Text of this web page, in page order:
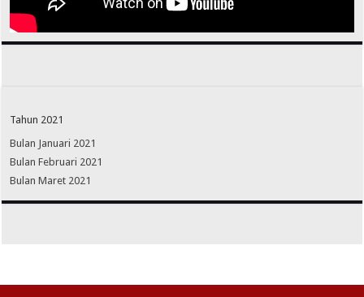
Tahun 2021
Bulan Januari 2021
Bulan Februari 2021
Bulan Maret 2021